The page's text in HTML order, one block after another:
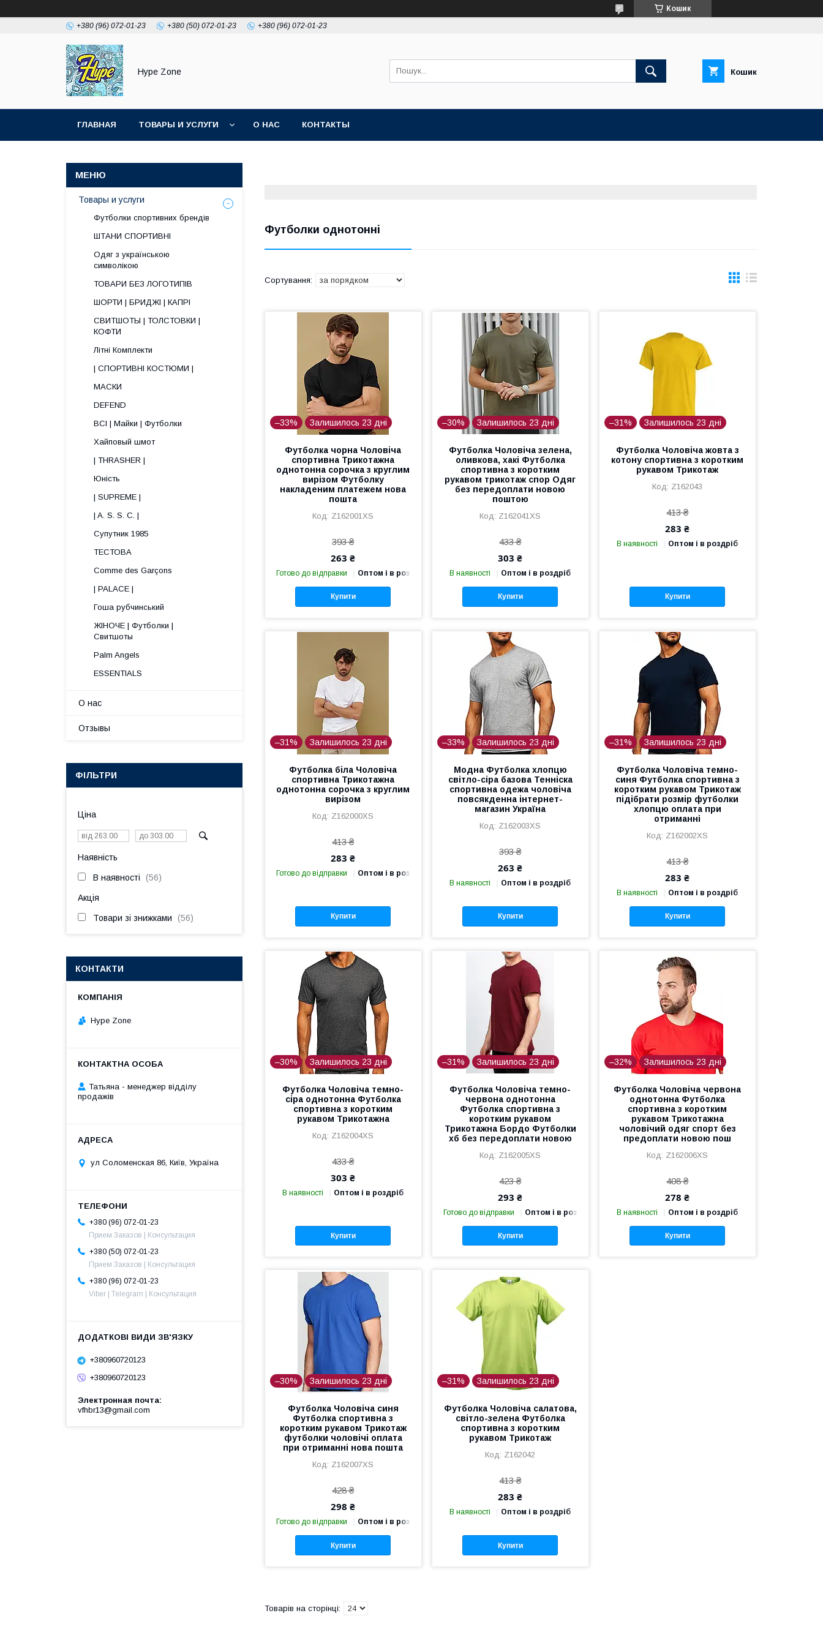
Кошик
+380 (96) 072-01-23 +380 (50) 072-01-23 +380 (96) 072-01-23
Hype Zone Кошик
ГЛАВНАЯ ТОВАРЫ И УСЛУГИ О НАС КОНТАКТЫ
Футболки однотонні
–33% Залишилось 23 дні
Футболка чорна Чоловіча
спортивна Трикотажна
однотонна сорочка з круглим
вирізом Футболку
накладеним платежем нова
пошта
Z162001XS
393 ₴
263 ₴
Готово до відправки Оптом і в роздріб
Купити
–30% Залишилось 23 дні
Футболка Чоловіча зелена,
оливкова, хакі Футболка
спортивна з коротким
рукавом трикотаж спор Одяг
без передоплати новою
поштою
Z162041XS
433 ₴
303 ₴
В наявності Оптом і в роздріб
Купити
–31% Залишилось 23 дні
Футболка Чоловіча жовта з
котону спортивна з коротким
рукавом Трикотаж
Z162043
413 ₴
283 ₴
В наявності Оптом і в роздріб
Купити
–31% Залишилось 23 дні
Футболка біла Чоловіча
спортивна Трикотажна
однотонна сорочка з круглим
вирізом
Z162000XS
413 ₴
283 ₴
Готово до відправки Оптом і в роздріб
Купити
–33% Залишилось 23 дні
Модна Футболка хлопцю
світло-сіра базова Тенніска
спортивна одежа чоловіча
повсякденна інтернет-
магазин Україна
Z162003XS
393 ₴
263 ₴
В наявності Оптом і в роздріб
Купити
–31% Залишилось 23 дні
Футболка Чоловіча темно-
синя Футболка спортивна з
коротким рукавом Трикотаж
підібрати розмір футболки
хлопцю оплата при
отриманні
Z162002XS
413 ₴
283 ₴
В наявності Оптом і в роздріб
Купити
–30% Залишилось 23 дні
Футболка Чоловіча темно-
сіра однотонна Футболка
спортивна з коротким
рукавом Трикотажна
Z162004XS
433 ₴
303 ₴
В наявності Оптом і в роздріб
Купити
–31% Залишилось 23 дні
Футболка Чоловіча темно-
червона однотонна
Футболка спортивна з
коротким рукавом
Трикотажна Бордо Футболки
хб без передоплати новою
Z162005XS
423 ₴
293 ₴
Готово до відправки Оптом і в роздріб
Купити
–32% Залишилось 23 дні
Футболка Чоловіча червона
однотонна Футболка
спортивна з коротким
рукавом Трикотажна
чоловічий одяг спорт без
предоплати новою пош
Z162006XS
408 ₴
278 ₴
В наявності Оптом і в роздріб
Купити
–30% Залишилось 23 дні
Футболка Чоловіча синя
Футболка спортивна з
коротким рукавом Трикотаж
футболки чоловічі оплата
при отриманні нова пошта
Z162007XS
428 ₴
298 ₴
Готово до відправки Оптом і в роздріб
Купити
–31% Залишилось 23 дні
Футболка Чоловіча салатова,
світло-зелена Футболка
спортивна з коротким
рукавом Трикотаж
Z162042
413 ₴
283 ₴
В наявності Оптом і в роздріб
Купити
Товары и услуги
Футболки спортивних брендів
ШТАНИ СПОРТИВНІ
Одяг з українською
символікою
ТОВАРИ БЕЗ ЛОГОТИПІВ
ШОРТИ | БРИДЖІ | КАПРІ
СВИТШОТЫ | ТОЛСТОВКИ |
КОФТИ
Літні Комплекти
| СПОРТИВНІ КОСТЮМИ |
МАСКИ
DEFEND
ВСІ | Майки | Футболки
Хайповый шмот
| THRASHER |
Юність
| SUPREME |
| A. S. S. C. |
Супутник 1985
ТЕСТОВА
Comme des Garçons
| PALACE |
Гоша рубчинський
ЖІНОЧЕ | Футболки |
Свитшоты
Palm Angels
ESSENTIALS
О нас
Отзывы
ФІЛЬТРИ
Ціна
Наявність
В наявності 56
Акція
Товари зі знижками 56
КОНТАКТИ
Hype Zone
Татьяна - менеджер відділу
продажів
ул Соломенская 86, Київ, Україна
+380 (96) 072-01-23
Прием Заказов | Консультация
+380 (50) 072-01-23
Прием Заказов | Консультация
+380 (96) 072-01-23
Viber | Telegram | Консультация
+380960720123
+380960720123
Электронная почта
vfhbr13@gmail.com